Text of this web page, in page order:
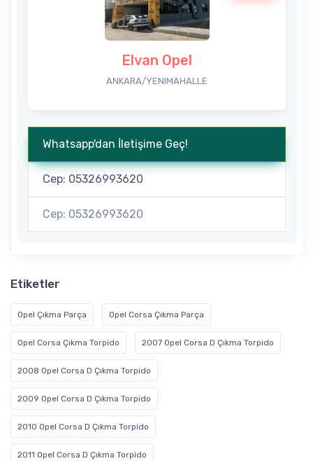
Elvan Opel
ANKARA/YENIMAHALLE
Whatsapp'dan İletişime Geç!
Cep: 05326993620
Cep: 05326993620
Etiketler
Opel Çıkma Parça Opel Corsa Çıkma Parça
Opel Corsa Çıkma Torpido 2007 Opel Corsa D Çıkma Torpido
2008 Opel Corsa D Çıkma Torpido
2009 Opel Corsa D Çıkma Torpido
2010 Opel Corsa D Çıkma Torpido
2011 Opel Corsa D Çıkma Torpido